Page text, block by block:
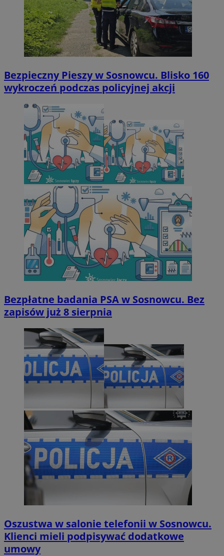
Bezpieczny Pieszy w Sosnowcu. Blisko 160
wykroczeń podczas policyjnej akcji
Bezpłatne badania PSA w Sosnowcu. Bez
zapisów już 8 sierpnia
Oszustwa w salonie telefonii w Sosnowcu.
Klienci mieli podpisywać dodatkowe
umowy